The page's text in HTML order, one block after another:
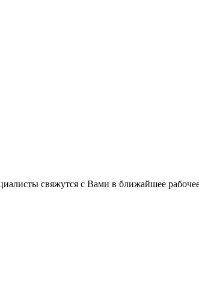
свяжутся с Вами в ближайшее